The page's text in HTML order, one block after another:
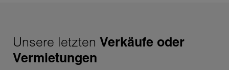
Unsere letzten Verkäufe oder
Vermietungen